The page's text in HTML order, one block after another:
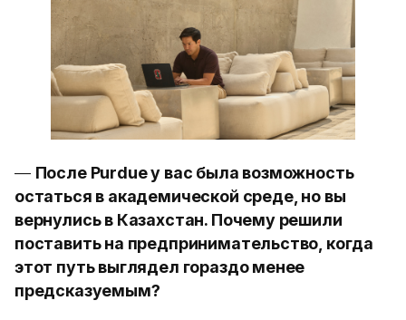
— После Purdue у вас была возможность
остаться в академической среде, но вы
вернулись в Казахстан. Почему решили
поставить на предпринимательство, когда
этот путь выглядел гораздо менее
предсказуемым?